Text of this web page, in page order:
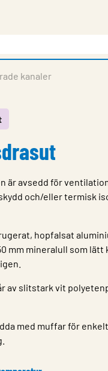
kanaler
är avsedd för
och/eller termisk
hopfalsat
mm mineralull som lätt
av slitstark vit
med muffar för